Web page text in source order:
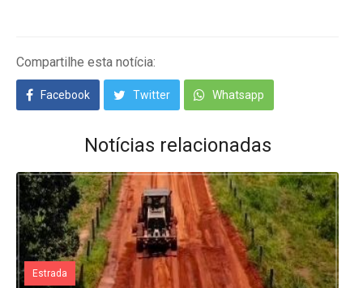
Compartilhe esta notícia:
Facebook Twitter Whatsapp
Notícias relacionadas
Estrada